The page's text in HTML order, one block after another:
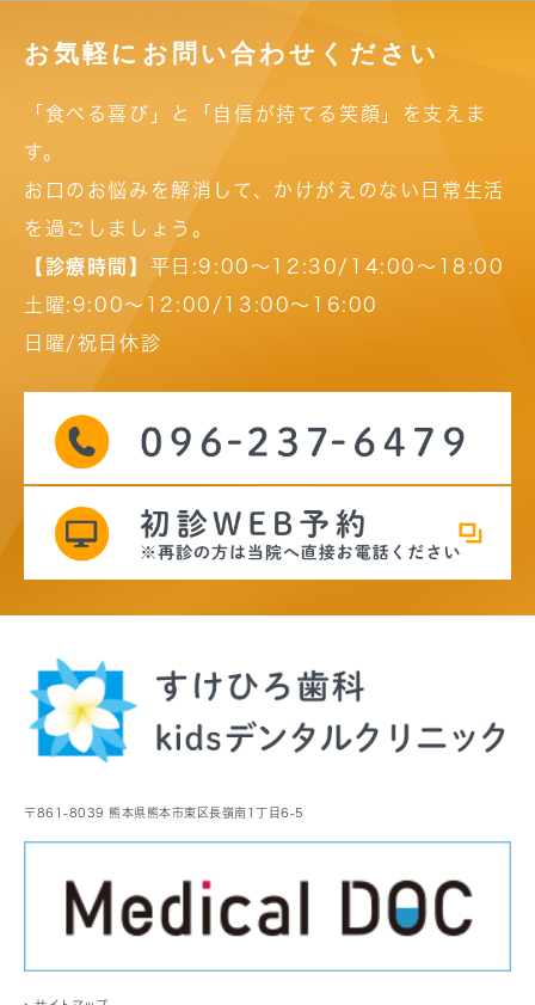
お気軽にお問い合わせください
「食べる喜び」と「自信が持てる笑顔」を支えま
す。
お口のお悩みを解消して、かけがえのない日常生活
を過ごしましょう。
【診療時間】 平日:9:00～12:30/14:00～18:00
土曜:9:00～12:00/13:00～16:00
日曜/祝日休診
〒861-8039 熊本県熊本市東区長嶺南1丁目6-5